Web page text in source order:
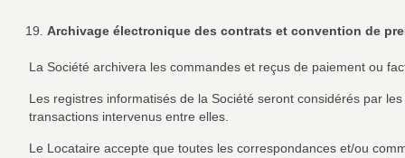
Archivage électronique des contrats et convention de
La Société archivera les commandes et reçus de paiement ou
Les registres informatisés de la Société seront considérés par
transactions intervenus entre elles.
Le Locataire accepte que toutes les correspondances et/ou